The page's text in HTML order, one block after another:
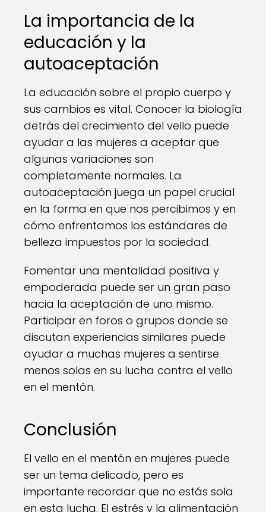
La importancia de la
educación y la
autoaceptación
La educación sobre el propio cuerpo y
sus cambios es vital. Conocer la biología
detrás del crecimiento del vello puede
ayudar a las mujeres a aceptar que
algunas variaciones son
completamente normales. La
autoaceptación juega un papel crucial
en la forma en que nos percibimos y en
cómo enfrentamos los estándares de
belleza impuestos por la sociedad.
Fomentar una mentalidad positiva y
empoderada puede ser un gran paso
hacia la aceptación de uno mismo.
Participar en foros o grupos donde se
discutan experiencias similares puede
ayudar a muchas mujeres a sentirse
menos solas en su lucha contra el vello
en el mentón.
Conclusión
El vello en el mentón en mujeres puede
ser un tema delicado, pero es
importante recordar que no estás sola
en esta lucha. El estrés y la alimentación